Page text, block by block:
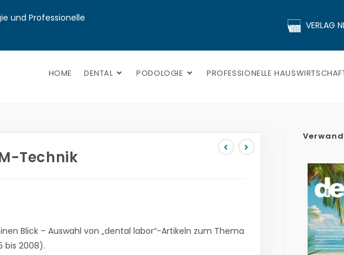
und Professionelle
VERLAG
HOME DENTAL PODOLOGIE PROFESSIONELLE
Technik
Blick – Auswahl von „dental labor“-Artikeln zum Thema
bis 2008).